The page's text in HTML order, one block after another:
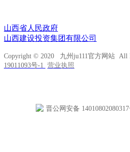
山西省人民政府
山西建设投资集团有限公司
Copyright © 2020 九州ju111官方网站 All
19011093号-1
营业执照
晋公网安备